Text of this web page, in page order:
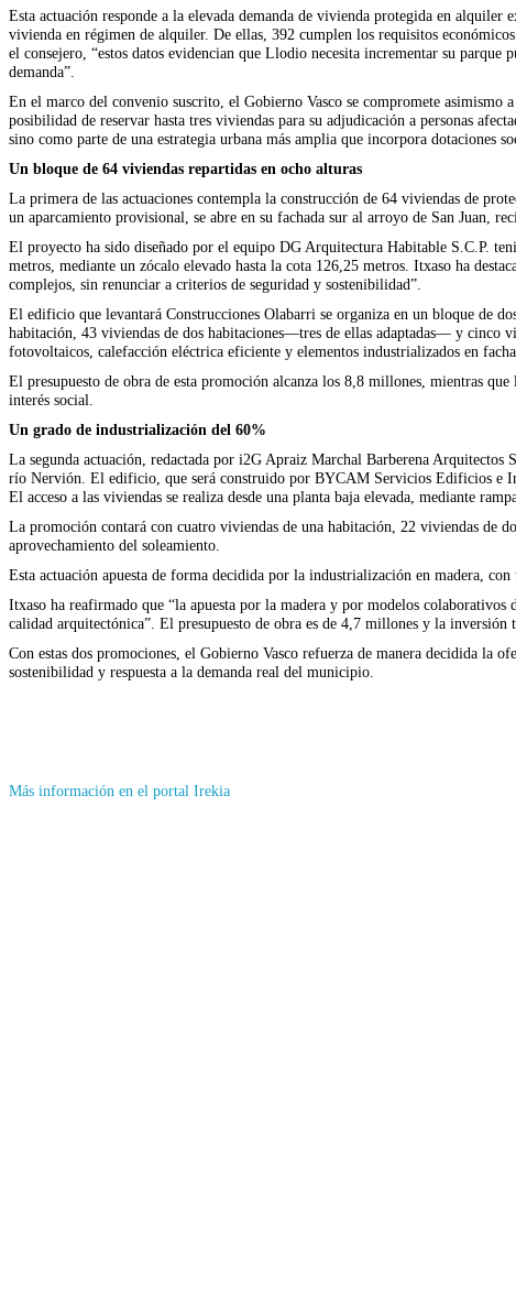
Esta actuación responde a la elevada demanda de vivienda protegida en
vivienda en régimen de alquiler. De ellas, 392 cumplen los requisitos
el consejero, “estos datos evidencian que Llodio necesita incrementar su
demanda”.
En el marco del convenio suscrito, el Gobierno Vasco se compromete asimismo
posibilidad de reservar hasta tres viviendas para su adjudicación a personas
sino como parte de una estrategia urbana más amplia que incorpora dotaciones
Un bloque de 64 viviendas repartidas en ocho alturas
La primera de las actuaciones contempla la construcción de 64 viviendas de
un aparcamiento provisional, se abre en su fachada sur al arroyo de San Juan,
El proyecto ha sido diseñado por el equipo DG Arquitectura Habitable S.C.P.
metros, mediante un zócalo elevado hasta la cota 126,25 metros. Itxaso ha
complejos, sin renunciar a criterios de seguridad y sostenibilidad”.
El edificio que levantará Construcciones Olabarri se organiza en un bloque de
habitación, 43 viviendas de dos habitaciones—tres de ellas adaptadas— y cinco
fotovoltaicos, calefacción eléctrica eficiente y elementos industrializados en
El presupuesto de obra de esta promoción alcanza los 8,8 millones, mientras
interés social.
Un grado de industrialización del 60%
La segunda actuación, redactada por i2G Apraiz Marchal Barberena
río Nervión. El edificio, que será construido por BYCAM Servicios Edificios e
El acceso a las viviendas se realiza desde una planta baja elevada, mediante
La promoción contará con cuatro viviendas de una habitación, 22 viviendas de
aprovechamiento del soleamiento.
Esta actuación apuesta de forma decidida por la industrialización en madera,
Itxaso ha reafirmado que “la apuesta por la madera y por modelos
calidad arquitectónica”. El presupuesto de obra es de 4,7 millones y la
Con estas dos promociones, el Gobierno Vasco refuerza de manera decidida
sostenibilidad y respuesta a la demanda real del municipio.
Más información en el portal Irekia(Se